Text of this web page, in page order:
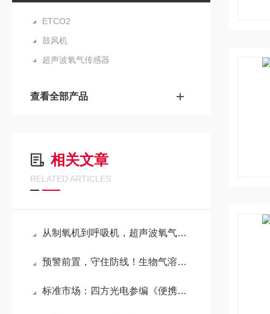
ETCO2
鼓风机
超声波氧气传感器
查看全部产品
相关文章
RELATED ARTICLES
从制氧机到呼吸机，超声波氧气传感器的“选型密码”是什么？
预警前置，守住防线！生物气溶胶采样器，为养殖场口蹄疫防控再加码
标准市场：四方光电参编《便携式甲醛检测仪》团体标准